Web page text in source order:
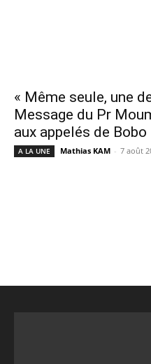
« Même seule, une
Message du Pr
aux appelés de Bobo
A LA UNE Mathias KAM - 7 août